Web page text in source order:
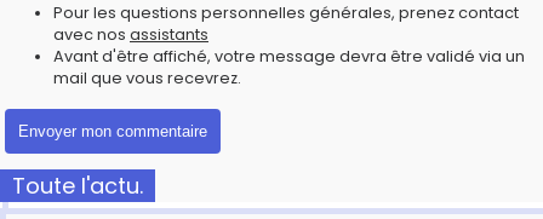
Pour les questions personnelles générales, prenez contact
avec nos assistants
Avant d'être affiché, votre message devra être validé via un
mail que vous recevrez.
Toute l'actu.